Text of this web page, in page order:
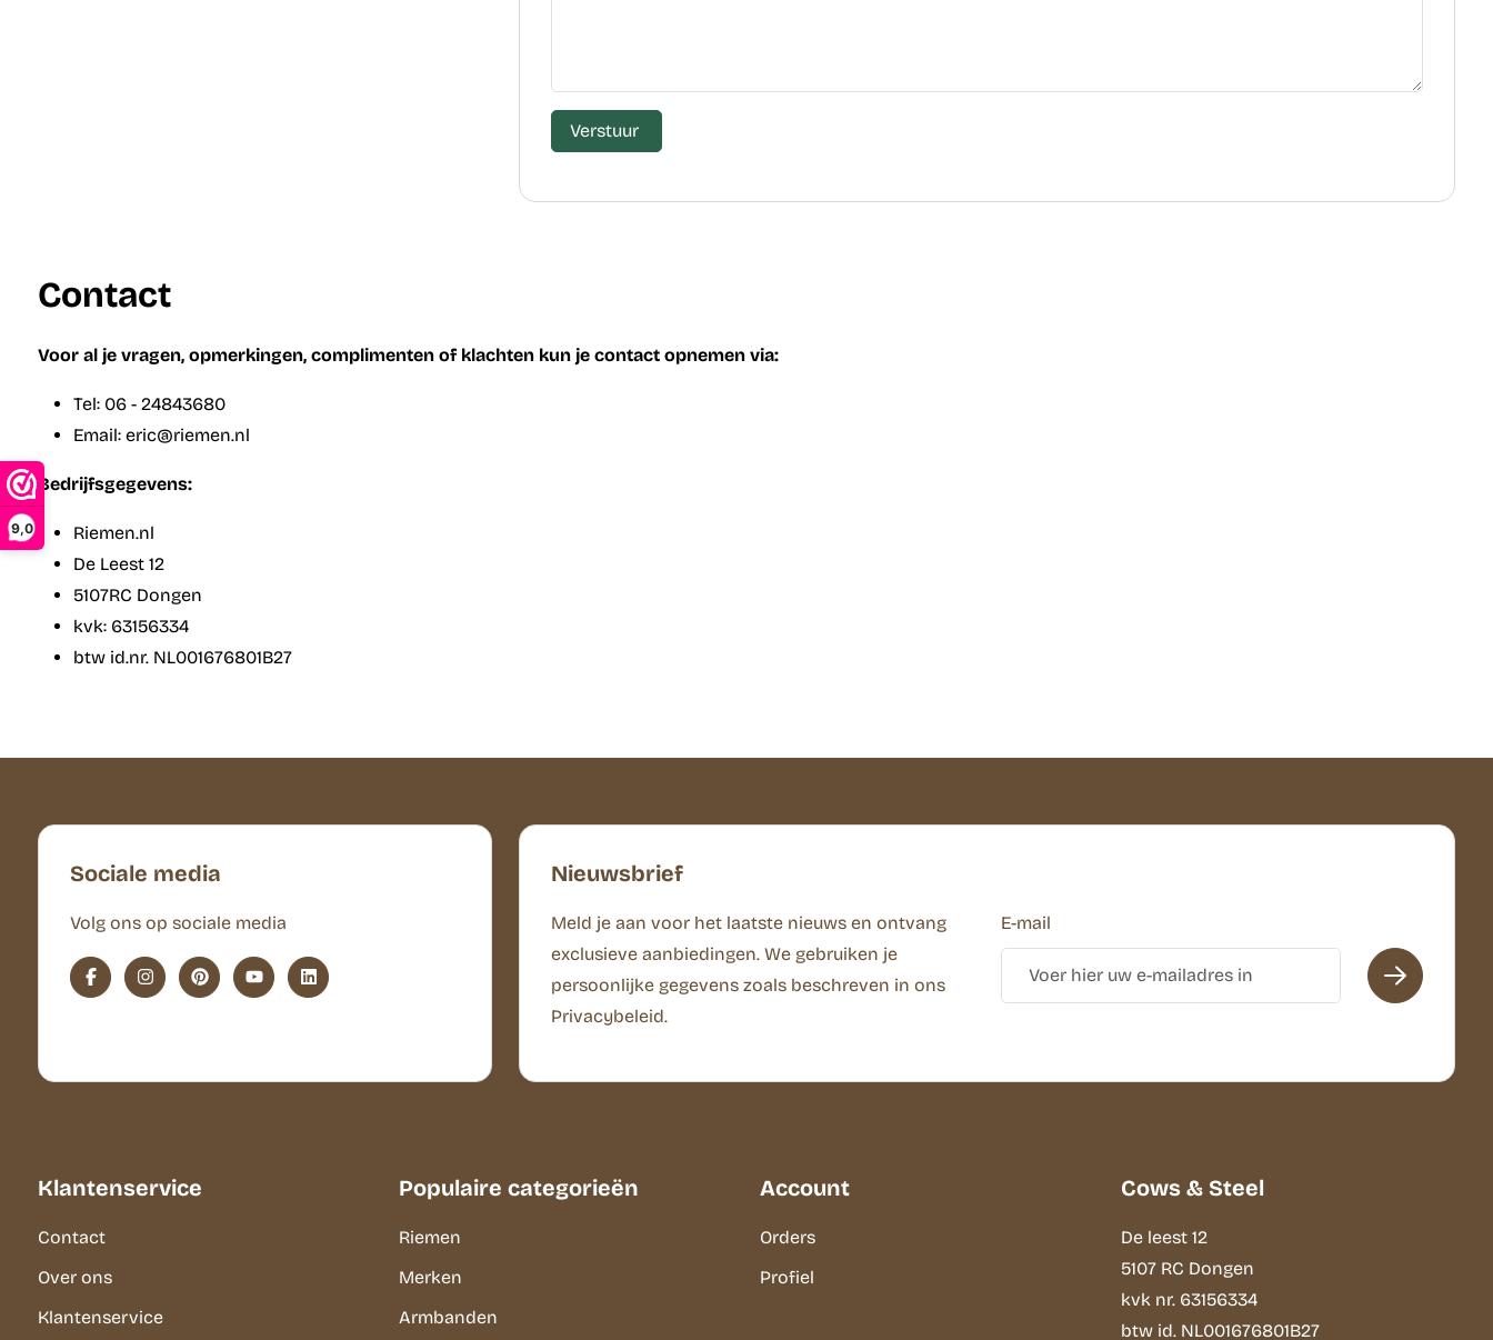
9,0
Verstuur
Contact
Voor al je vragen, opmerkingen, complimenten of klachten kun je contact opnemen via:
Tel: 06 - 24843680
Email: eric@riemen.nl
Bedrijfsgegevens:
Riemen.nl
De Leest 12
5107RC Dongen
kvk: 63156334
btw id.nr. NL001676801B27
Sociale media
Volg ons op sociale media
Nieuwsbrief
Meld je aan voor het laatste nieuws en ontvang
exclusieve aanbiedingen. We gebruiken je
persoonlijke gegevens zoals beschreven in ons
Privacybeleid.
E-mail
Klantenservice
Contact
Over ons
Klantenservice
Populaire categorieën
Riemen
Merken
Armbanden
Account
Orders
Profiel
Cows & Steel
De leest 12
5107 RC Dongen
kvk nr. 63156334
btw id. NL001676801B27